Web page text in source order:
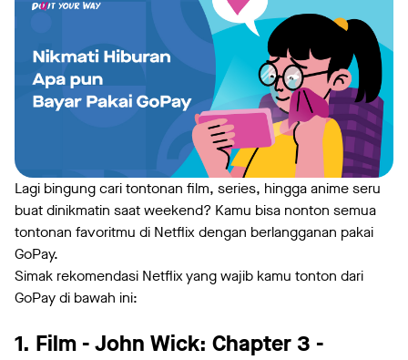
Lagi bingung cari tontonan film, series, hingga anime seru
buat dinikmatin saat weekend? Kamu bisa nonton semua
tontonan favoritmu di Netflix dengan berlangganan pakai
GoPay.
Simak rekomendasi Netflix yang wajib kamu tonton dari
GoPay di bawah ini:
1. Film - John Wick: Chapter 3 -